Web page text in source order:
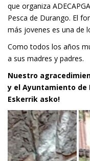
que organiza
Pesca de Durango. El
más jovenes es una de
Como todos los años
a sus madres y padres.
Nuestro
y el Ayuntamiento de
Eskerrik asko!